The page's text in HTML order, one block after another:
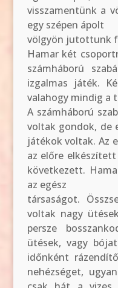
visszamentünk a
egy szépen ápolt
völgyön jutottunk
Hamar két
számháború
izgalmas játék.
valahogy mindig a
A számháború
voltak gondok, de
játékok voltak. Az
az előre
következett.
az egész
társaságot.
voltak nagy
persze
ütések, vagy
időnként
nehézséget,